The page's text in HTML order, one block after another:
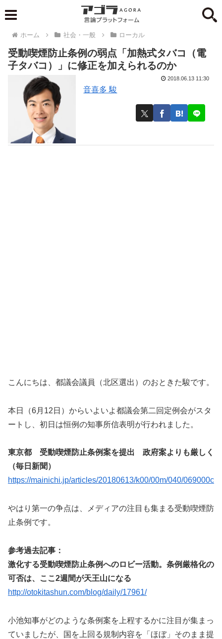
ホーム 社会・一般 ローカル
受動喫煙防止条例の弱点「加熱式タバコ（電
子タバコ）」に修正を加えられるのか
音喜多 駿
2018.06.13 11:30
こんにちは、都議会議員（北区選出）のおときた駿です。
本日（6月12日）からいよいよ都議会第二回定例会がスタ
ートし、初日は恒例の知事所信表明が行われました。
東京都 受動喫煙防止条例案を提出 政府案よりも厳しく
（毎日新聞）
https://mainichi.jp/articles/20180613/k00/00m/040/069000c
やはり第一の争点は、メディアの注目も集まる受動喫煙防
止条例です。
参考過去記事：
激化する受動喫煙防止条例へのロビー活動。条例厳格化の
可否は、ここ2週間が天王山になる
http://otokitashun.com/blog/daily/17961/
小池知事がどのような条例案を上程するかに注目が集まっ
ていましたが、国を上回る規制内容を「ほぼ」そのまま提